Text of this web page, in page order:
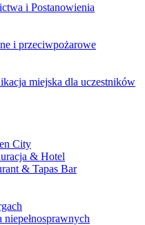
i Postanowienia
i przeciwpożarowe
miejska dla uczestników
City
& Hotel
& Tapas Bar